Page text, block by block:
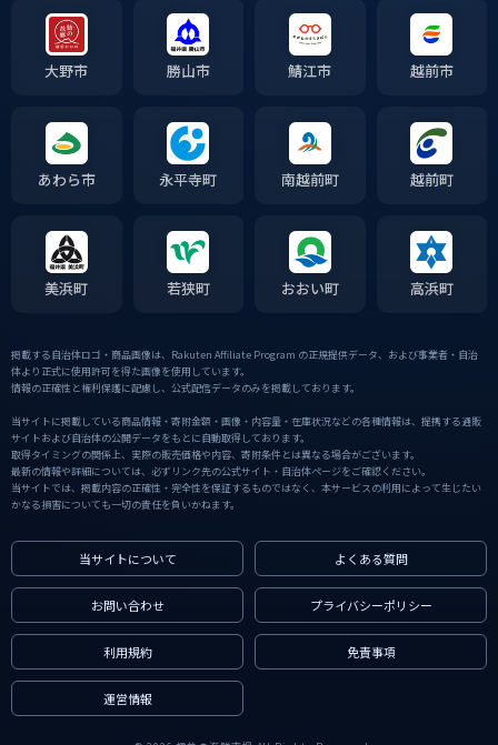
大野市 勝山市 鯖江市 越前市
あわら市 永平寺町 南越前町 越前町
美浜町 若狭町 おおい町 高浜町
掲載する自治体ロゴ・商品画像は、Rakuten Affiliate Program の正規提供データ、および事業者・自治
体より正式に使用許可を得た画像を使用しています。
情報の正確性と権利保護に配慮し、公式配信データのみを掲載しております。
当サイトに掲載している商品情報・寄附金額・画像・内容量・在庫状況などの各種情報は、提携する通販
サイトおよび自治体の公開データをもとに自動取得しております。
取得タイミングの関係上、実際の販売価格や内容、寄附条件とは異なる場合がございます。
最新の情報や詳細については、必ずリンク先の公式サイト・自治体ページをご確認ください。
当サイトでは、掲載内容の正確性・完全性を保証するものではなく、本サービスの利用によって生じたい
かなる損害についても一切の責任を負いかねます。
当サイトについて よくある質問
お問い合わせ プライバシーポリシー
利用規約 免責事項
運営情報